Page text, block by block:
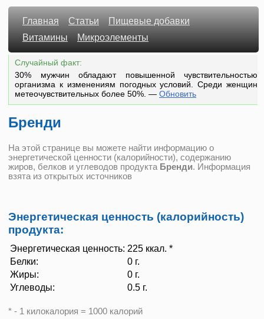
Главная Статьи
Пищевые добавки
Витамины
Микроэлементы
Случайный факт:
30% мужчин обладают повышенной чувствительностью
организма к изменениям погодных условий. Среди женщин
метеочувствительных более 50%. — Обновить
Бренди
На этой странице вы можете найти информацию о
энергетической ценности (калорийности), содержанию
жиров, белков и углеводов продукта Бренди. Информация
взята из открытых источников
Энергетическая ценность (калорийность)
продукта:
Энергетическая ценность: 225 ккал. *
Белки:
0 г.
Жиры:
0 г.
Углеводы:
0.5 г.
* - 1 килокалория = 1000 калорий